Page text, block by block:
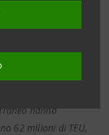
nel 2025 e +1,5%
di guerre e dazi,
hanno
62 milioni di TEU,